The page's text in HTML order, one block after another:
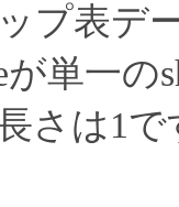
プ表デ
が単一
さは1で